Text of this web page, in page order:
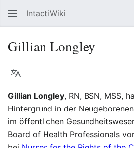
IntactiWiki
Gillian Longley
Sprache
Gillian Longley, RN, BSN, MSS,
Hintergrund in der
im öffentlichen
Board of Health Professionals